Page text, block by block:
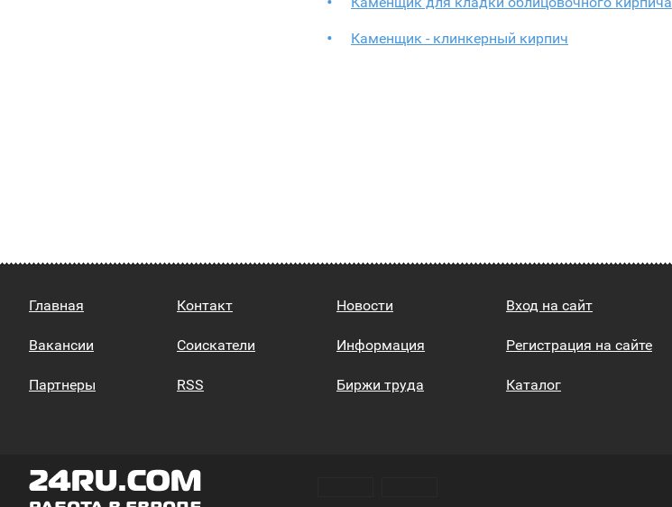
Каменщик - клинкерный кирпич
Главная
Вакансии
Партнеры
Контакт
Соискатели
RSS
Новости
Информация
Биржи труда
Вход на сайт
Регистрация на сайте
Каталог